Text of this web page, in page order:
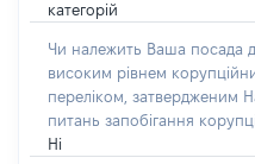
категорій
Чи належить Ваша посада
високим рівнем
переліком, затвердженим
питань запобігання
Ні